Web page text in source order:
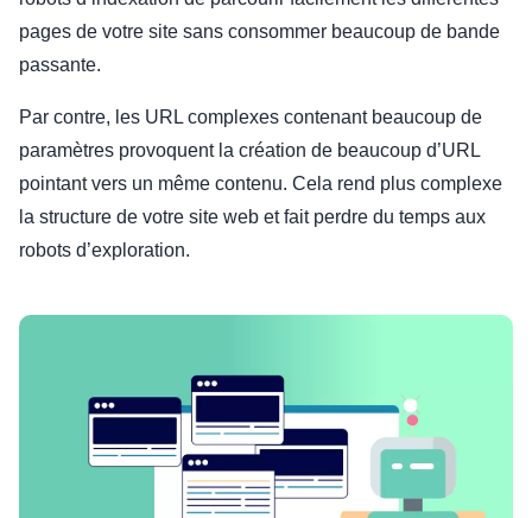
pages de votre site sans consommer beaucoup de bande
passante.
Par contre, les URL complexes contenant beaucoup de
paramètres provoquent la création de beaucoup d’URL
pointant vers un même contenu. Cela rend plus complexe
la structure de votre site web et fait perdre du temps aux
robots d’exploration.